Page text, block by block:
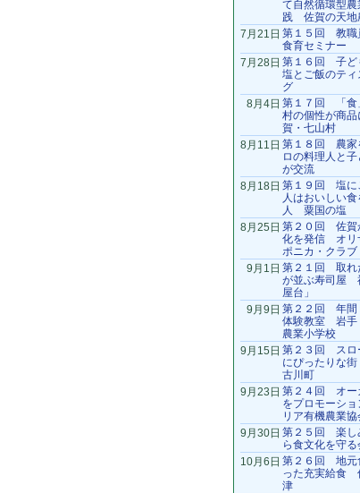
て自然循環型農
践 佐賀の天地
7月21日 第１５回 教職
食育セミナー
7月28日 第１６回 子ど
塩とご飯のティ
グ
8月4日 第１７回 「食
村の個性が商
賀・七山村
8月11日 第１８回 農家
ロの料理人と
が交流
8月18日 第１９回 塩に
人はおいしい食
人 粟国の塩
8月25日 第２０回 佐賀
化を発信 オリ
ポニカ・クラブ
9月1日 第２１回 取れ
が並ぶ寿司屋
屋台」
9月9日 第２２回 年間
体験教室 岩手
農業小学校
9月15日 第２３回 スロ
にぴったりな
古川町
9月23日 第２４回 オー
をプロモーシ
リア有機農業協
9月30日 第２５回 楽し
ら食文化を守
10月6日 第２６回 地元
った充実給食
津